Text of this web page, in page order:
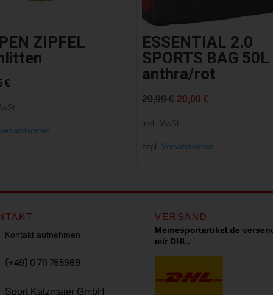
ZIPFEL
€
ESSENTIAL 2.0
SPORTS BAG 50L
anthra/rot
29,99 € Ursprünglicher
20,00 €
inkl. MwSt.
zzgl. Versandkosten
Kontakt aufnehmen
(+49) 0 711 765989
Sport Katzmaier GmbH
VERSAND
Meinesportartikel.de
mit DHL.